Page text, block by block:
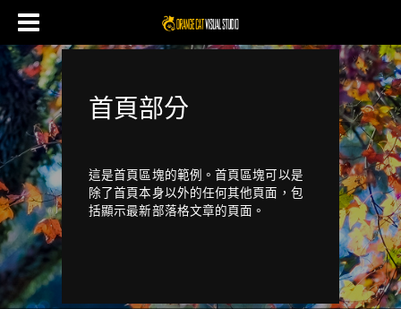
首頁部分
這是首頁區塊的範例。首頁區塊可以是
除了首頁本身以外的任何其他頁面，包
括顯示最新部落格文章的頁面。